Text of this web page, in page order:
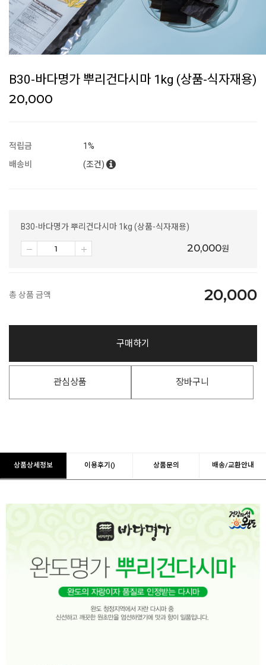
B30-바다명가 뿌리건다시마 1kg (상품-식자재용)
20,000
적립금
1%
배송비
(조건)
B30-바다명가 뿌리건다시마 1kg (상품-식자재용)
20,000원
총 상품 금액 20,000
구매하기
관심상품 장바구니
상품상세정보 이용후기() 상품문의 배송/교환안내